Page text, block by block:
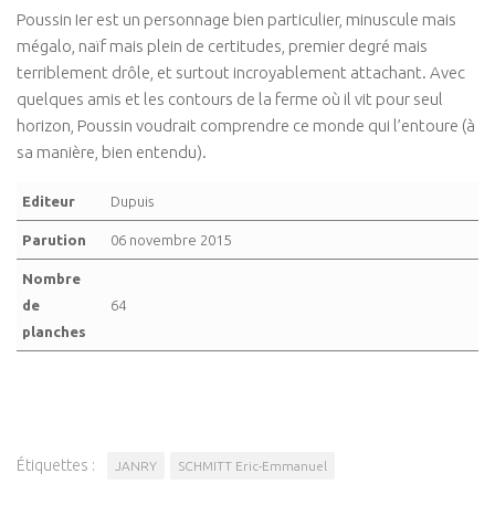
Poussin Ier est un personnage bien particulier, minuscule mais
mégalo, naïf mais plein de certitudes, premier degré mais
terriblement drôle, et surtout incroyablement attachant. Avec
quelques amis et les contours de la ferme où il vit pour seul
horizon, Poussin voudrait comprendre ce monde qui l’entoure (à
sa manière, bien entendu).
Editeur Dupuis
Parution 06 novembre 2015
Nombre
de
planches
64
Étiquettes : JANRY SCHMITT Eric-Emmanuel